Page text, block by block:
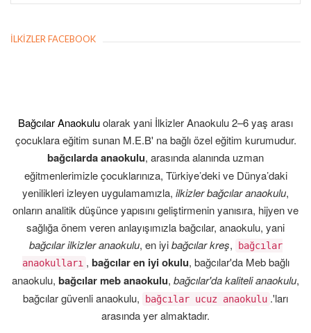
İLKIZLER FACEBOOK
Bağcılar Anaokuluolarak yani İlkizler Anaokulu 2–6 yaş arası
çocuklara eğitim sunan M.E.B' na bağlı özel eğitim kurumudur.
bağcılarda anaokulu, arasında alanında uzman
eğitmenlerimizle çocuklarınıza, Türkiye’deki ve Dünya’daki
yenilikleri izleyen uygulamamızla, ilkizler bağcılar anaokulu,
onların analitik düşünce yapısını geliştirmenin yanısıra, hijyen ve
sağlığa önem veren anlayışımızla bağcılar, anaokulu, yani
bağcılar ilkizler anaokulu, en iyibağcılar kreş,
bağcılar
anaokulları , bağcılar en iyi okulu, bağcılar'da Meb bağlı
anaokulu, bağcılar meb anaokulu, bağcılar'da kaliteli anaokulu,
bağcılar güvenli anaokulu,
bağcılar ucuz anaokulu .'ları
arasında yer almaktadır.